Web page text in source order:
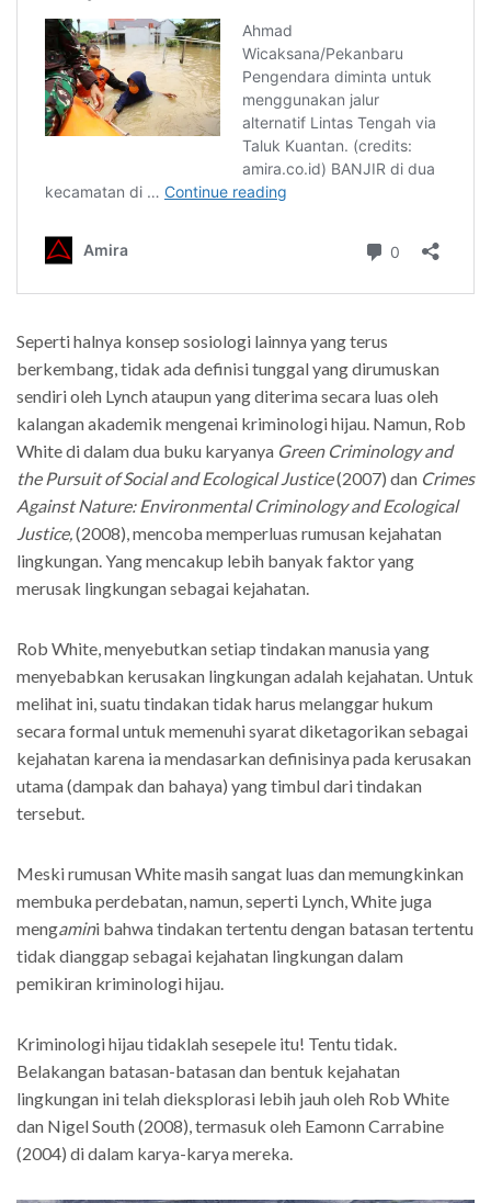
Seperti halnya konsep sosiologi lainnya yang terus
berkembang, tidak ada definisi tunggal yang dirumuskan
sendiri oleh Lynch ataupun yang diterima secara luas oleh
kalangan akademik mengenai kriminologi hijau. Namun, Rob
White di dalam dua buku karyanya Green Criminology and
the Pursuit of Social and Ecological Justice(2007) dan Crimes
Against Nature: Environmental Criminology and Ecological
Justice, (2008), mencoba memperluas rumusan kejahatan
lingkungan. Yang mencakup lebih banyak faktor yang
merusak lingkungan sebagai kejahatan.
Rob White, menyebutkan setiap tindakan manusia yang
menyebabkan kerusakan lingkungan adalah kejahatan. Untuk
melihat ini, suatu tindakan tidak harus melanggar hukum
secara formal untuk memenuhi syarat diketagorikan sebagai
kejahatan karena ia mendasarkan definisinya pada kerusakan
utama (dampak dan bahaya) yang timbul dari tindakan
tersebut.
Meski rumusan White masih sangat luas dan memungkinkan
membuka perdebatan, namun, seperti Lynch, White juga
mengamini bahwa tindakan tertentu dengan batasan tertentu
tidak dianggap sebagai kejahatan lingkungan dalam
pemikiran kriminologi hijau.
Kriminologi hijautidaklah sesepele itu! Tentu tidak.
Belakangan batasan-batasan dan bentuk kejahatan
lingkungan ini telah dieksplorasi lebih jauh oleh Rob White
dan Nigel South (2008), termasuk oleh Eamonn Carrabine
(2004) di dalam karya-karya mereka.